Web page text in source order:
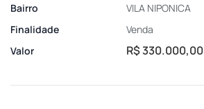
Bairro
VILA NIPONICA
Finalidade
Venda
Valor
R$ 330.000,00